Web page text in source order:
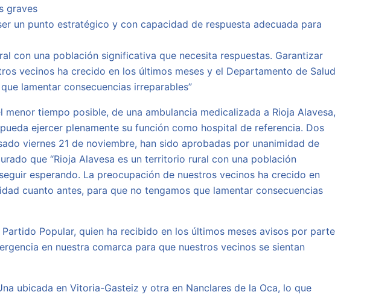
graves
un punto estratégico y con capacidad de respuesta adecuada para
con una población significativa que necesita respuestas. Garantizar
vecinos ha crecido en los últimos meses y el Departamento de Salud
lamentar consecuencias irreparables”
tiempo posible, de una ambulancia medicalizada a Rioja Alavesa,
ejercer plenamente su función como hospital de referencia. Dos
viernes 21 de noviembre, han sido aprobadas por unanimidad de
que “Rioja Alavesa es un territorio rural con una población
esperando. La preocupación de nuestros vecinos ha crecido en
cuanto antes, para que no tengamos que lamentar consecuencias
Popular, quien ha recibido en los últimos meses avisos por parte
en nuestra comarca para que nuestros vecinos se sientan
ubicada en Vitoria-Gasteiz y otra en Nanclares de la Oca, lo que